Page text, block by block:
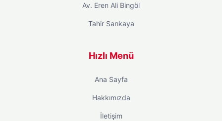
Av. Eren Ali Bingöl
Tahir Sarıkaya
Hızlı Menü
Ana Sayfa
Hakkımızda
İletişim